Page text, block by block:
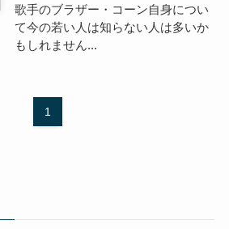
歌手のブラザー・コーン自身につい
て今の若い人は知らない人は多いか
もしれません...
1